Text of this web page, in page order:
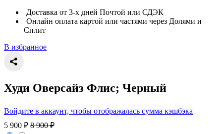
Доставка от 3-х дней Почтой или СДЭК
Онлайн оплата картой или частями через Долями и
Сплит
В избранное
Худи Оверсайз Флис; Черный
Войдите в аккаунт, чтобы отображалась сумма кэшбэка
5 900 ₽ 8 900₽